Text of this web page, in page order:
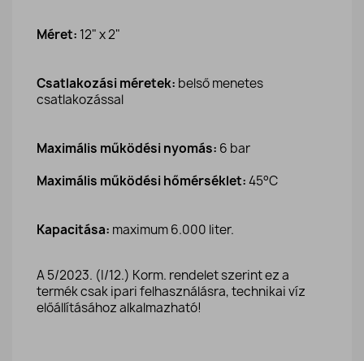
Méret: 12" x 2"
Csatlakozási méretek: belső menetes
csatlakozással
Maximális működési nyomás: 6 bar
Maximális működési hőmérséklet:45°C
Kapacitása: maximum 6.000 liter.
A 5/2023. (I/12.) Korm. rendelet szerint ez a
termék csak ipari felhasználásra, technikai víz
előállításához alkalmazható!